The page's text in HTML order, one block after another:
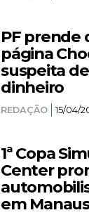
PF prende
página
suspeita
dinheiro
REDAÇÃO 15/04/
1ª Copa
Center
em Manaus